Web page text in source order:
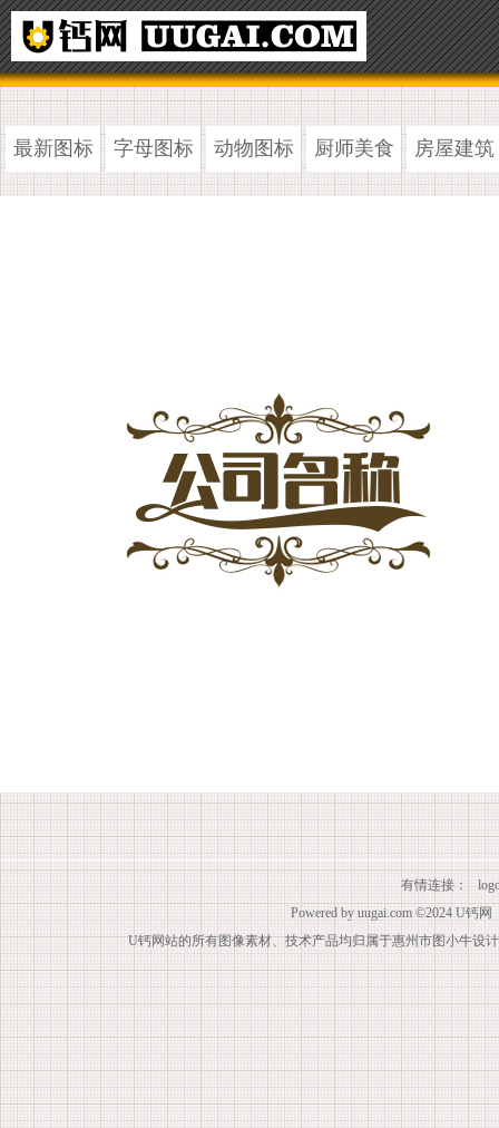
最新图标 字母图标 动物图标 厨师美食 房屋建筑
有情连接：
Powered by uugai.com ©2024 U钙网
U钙网站的所有图像素材、技术产品均归属于惠州市图小牛设